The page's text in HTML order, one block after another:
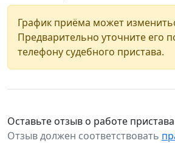
График приёма может
Предварительно уточните его
телефону судебного пристава.
Оставьте отзыв о работе пристава
Отзыв должен соответствовать